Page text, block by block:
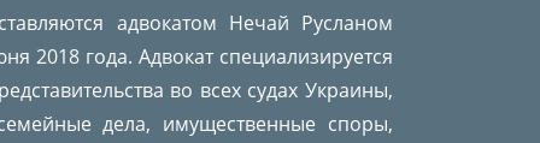
адвокатом Нечай Русланом
2018 года. Адвокат специализируется
во всех судах Украины,
дела, имущественные споры,